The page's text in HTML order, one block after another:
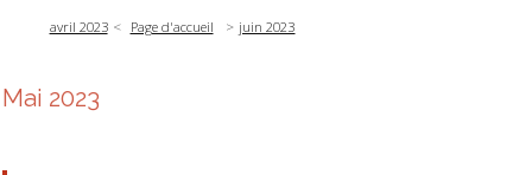
avril 2023 Page d'accueil juin 2023
Mai 2023